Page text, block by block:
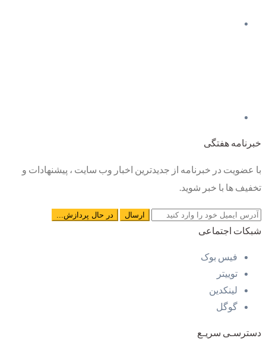
خبرنامه هفتگی
با عضویت در خبرنامه از جدیدترین اخبار وب سایت ، پیشنهادات و
تخفیف ها با خبر شوید.
شبکات اجتماعی
فیس بوک
توییتر
لینکدین
گوگل
دسترسـی سریـع